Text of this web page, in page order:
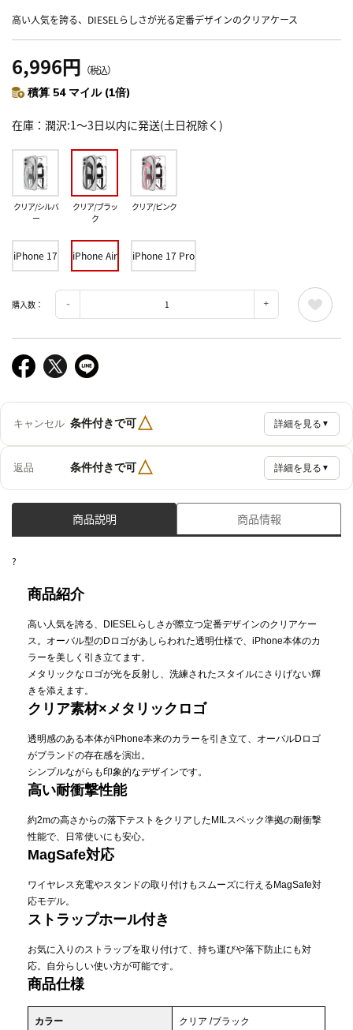
高い人気を誇る、DIESELらしさが光る定番デザインのクリアケース
6,996円 （税込）
積算 54 マイル (1倍)
在庫 潤沢:1～3日以内に発送(土日祝除く)
クリア/シルバ
ー
クリア/ブラッ
ク
クリア/ピンク
iPhone 17 iPhone Air iPhone 17 Pro
購入数：
キャンセル 条件付きで可△ 詳細を見る ▼
返品 条件付きで可△ 詳細を見る ▼
商品説明 商品情報
?
商品紹介
高い人気を誇る、DIESELらしさが際立つ定番デザインのクリアケー
ス。オーバル型のDロゴがあしらわれた透明仕様で、iPhone本体のカ
ラーを美しく引き立てます。
メタリックなロゴが光を反射し、洗練されたスタイルにさりげない輝
きを添えます。
クリア素材×メタリックロゴ
透明感のある本体がiPhone本来のカラーを引き立て、オーバルDロゴ
がブランドの存在感を演出。
シンプルながらも印象的なデザインです。
高い耐衝撃性能
約2mの高さからの落下テストをクリアしたMILスペック準拠の耐衝撃
性能で、日常使いにも安心。
MagSafe対応
ワイヤレス充電やスタンドの取り付けもスムーズに行えるMagSafe対
応モデル。
ストラップホール付き
お気に入りのストラップを取り付けて、持ち運びや落下防止にも対
応。自分らしい使い方が可能です。
商品仕様
カラー クリア /ブラック